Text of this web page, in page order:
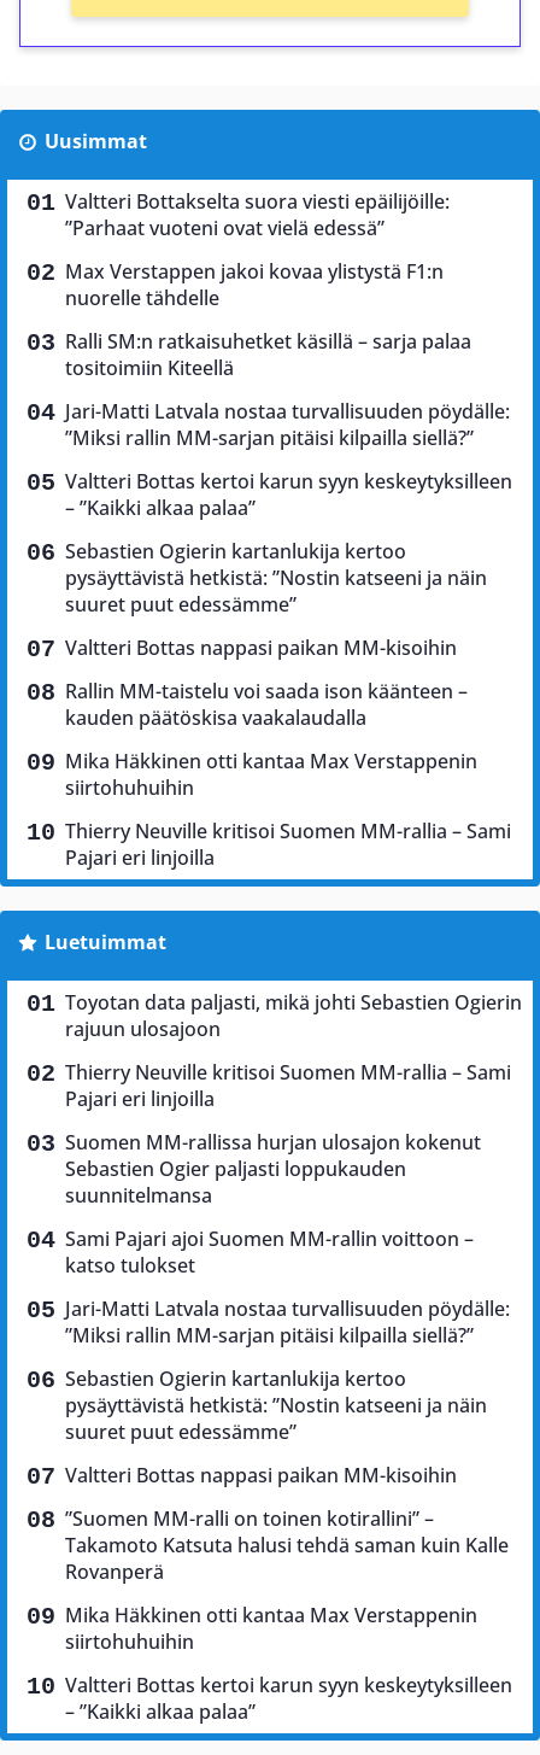
Uusimmat
Valtteri Bottakselta suora viesti epäilijöille:
”Parhaat vuoteni ovat vielä edessä”
Max Verstappen jakoi kovaa ylistystä F1:n
nuorelle tähdelle
Ralli SM:n ratkaisuhetket käsillä – sarja palaa
tositoimiin Kiteellä
Jari-Matti Latvala nostaa turvallisuuden pöydälle:
”Miksi rallin MM-sarjan pitäisi kilpailla siellä?”
Valtteri Bottas kertoi karun syyn keskeytyksilleen
– ”Kaikki alkaa palaa”
Sebastien Ogierin kartanlukija kertoo
pysäyttävistä hetkistä: ”Nostin katseeni ja näin
suuret puut edessämme”
Valtteri Bottas nappasi paikan MM-kisoihin
Rallin MM-taistelu voi saada ison käänteen –
kauden päätöskisa vaakalaudalla
Mika Häkkinen otti kantaa Max Verstappenin
siirtohuhuihin
Thierry Neuville kritisoi Suomen MM-rallia – Sami
Pajari eri linjoilla
Luetuimmat
Toyotan data paljasti, mikä johti Sebastien Ogierin
rajuun ulosajoon
Thierry Neuville kritisoi Suomen MM-rallia – Sami
Pajari eri linjoilla
Suomen MM-rallissa hurjan ulosajon kokenut
Sebastien Ogier paljasti loppukauden
suunnitelmansa
Sami Pajari ajoi Suomen MM-rallin voittoon –
katso tulokset
Jari-Matti Latvala nostaa turvallisuuden pöydälle:
”Miksi rallin MM-sarjan pitäisi kilpailla siellä?”
Sebastien Ogierin kartanlukija kertoo
pysäyttävistä hetkistä: ”Nostin katseeni ja näin
suuret puut edessämme”
Valtteri Bottas nappasi paikan MM-kisoihin
”Suomen MM-ralli on toinen kotirallini” –
Takamoto Katsuta halusi tehdä saman kuin Kalle
Rovanperä
Mika Häkkinen otti kantaa Max Verstappenin
siirtohuhuihin
Valtteri Bottas kertoi karun syyn keskeytyksilleen
– ”Kaikki alkaa palaa”